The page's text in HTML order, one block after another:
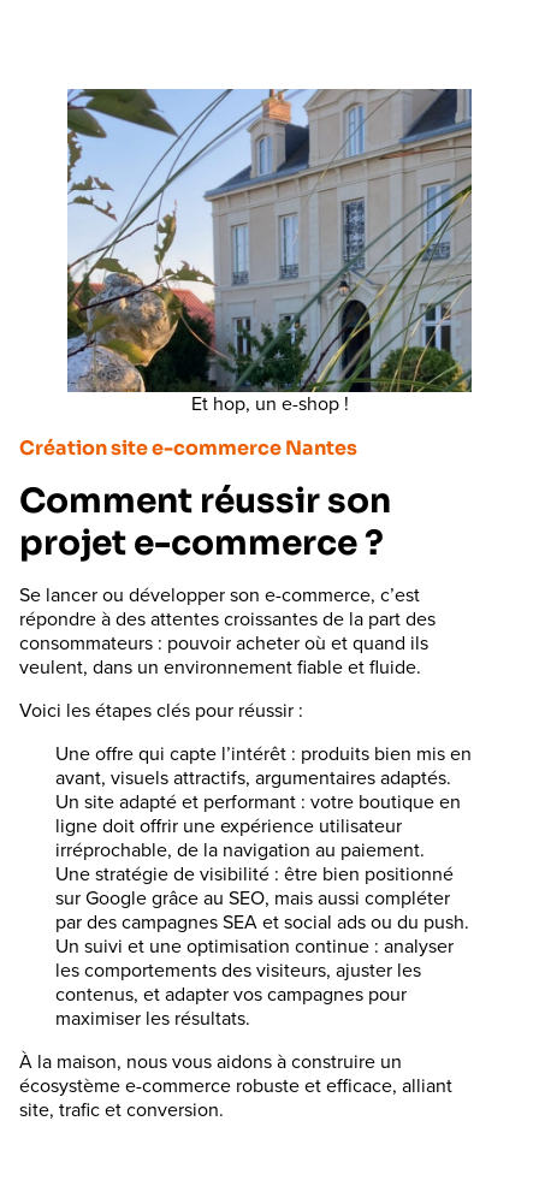
Création site e-commerce Nantes
Comment réussir son
projet e-commerce ?
Se lancer ou développer son e-commerce, c’est
répondre à des attentes croissantes de la part des
consommateurs : pouvoir acheter où et quand ils
veulent, dans un environnement fiable et fluide.
Voici les étapes clés pour réussir :
Une offre qui capte l’intérêt : produits bien mis en
avant, visuels attractifs, argumentaires adaptés.
Un site adapté et performant : votre boutique en
ligne doit offrir une expérience utilisateur
irréprochable, de la navigation au paiement.
Une stratégie de visibilité : être bien positionné
sur Google grâce au SEO, mais aussi compléter
par des campagnes SEA et social ads ou du push.
Un suivi et une optimisation continue : analyser
les comportements des visiteurs, ajuster les
contenus, et adapter vos campagnes pour
maximiser les résultats.
À la maison, nous vous aidons à construire un
écosystème e-commerce robuste et efficace, alliant
site, trafic et conversion.
Et hop, un e-shop !